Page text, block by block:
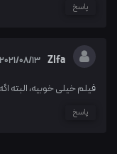
پاسخ
Zlfa
2021/08/13
فیلم خیلی خوبیه، البته
پاسخ